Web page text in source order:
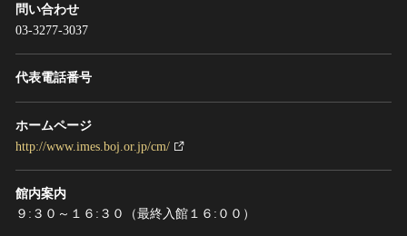
問い合わせ
03-3277-3037
代表電話番号
ホームページ
http://www.imes.boj.or.jp/cm/
館内案内
９:３０～１６:３０（最終入館１６:００）